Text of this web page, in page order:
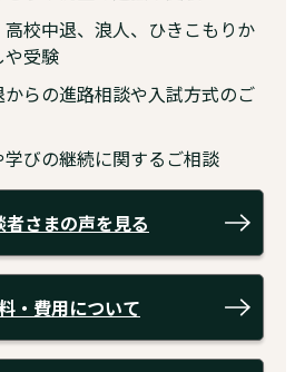
校中退、浪人、ひきこもりか
や受験
らの進路相談や入試方式のご
びの継続に関するご相談
者さまの声を見る
・費用について